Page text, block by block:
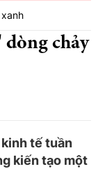
chảy
tế tuần
kiến tạo một